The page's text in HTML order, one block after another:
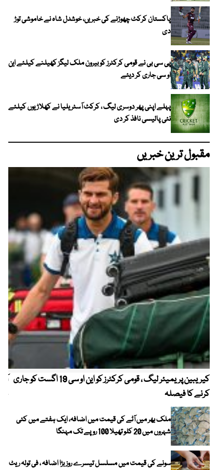
پاکستان کرکٹ چھوڑنے کی خبریں، خوشدل شاہ نے خاموشی توڑ
دی
پی سی بی نے قومی کرکٹرز کو بیرون ملک لیگز کھیلنے کیلئے این
او سی جاری کر دیئے
پہلے اپنی پھر دوسری لیگ ، کرکٹ آسٹریلیا نے کھلاڑیوں کیلئے
نئی پالیسی نافذ کر دی
مقبول ترین خبریں
کیریبین پریمیئر لیگ ، قومی کرکٹرز کو این او سی 19 اگست کو جاری
کرنے کا فیصلہ
ملک بھر میں آٹے کی قیمت میں اضافہ، ایک ہفتے میں کئی
شہروں میں 20 کلو تھیلا 100 روپے تک مہنگا
سونے کی قیمت میں مسلسل تیسرے روز بڑا اضافہ ، فی تولہ ریٹ